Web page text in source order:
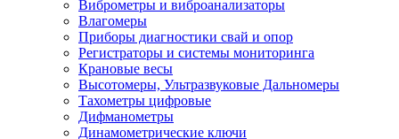
Виброметры и виброанализаторы
Влагомеры
Приборы диагностики свай и опор
Регистраторы и системы мониторинга
Крановые весы
Высотомеры, Ультразвуковые Дальномеры
Тахометры цифровые
Дифманометры
Динамометрические ключи